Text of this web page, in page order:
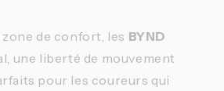
de confort, les BYND
une liberté de mouvement
pour les coureurs qui